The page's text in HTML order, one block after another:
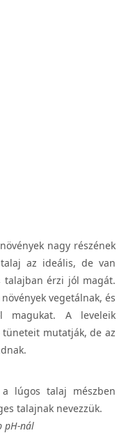
nagy részének
az ideális, de van
talajban érzi jól magát.
vegetálnak, és
magukat. A leveleik
mutatják, de az
lúgos talaj mészben
talajnak nevezzük.
pH-nál